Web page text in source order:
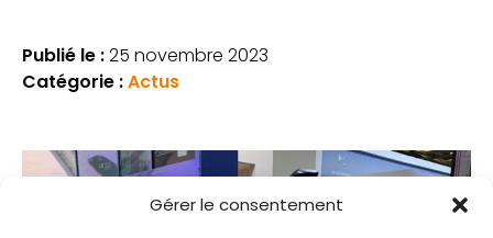
Gérer le consentement
Publié le :25 novembre 2023
Catégorie :Actus